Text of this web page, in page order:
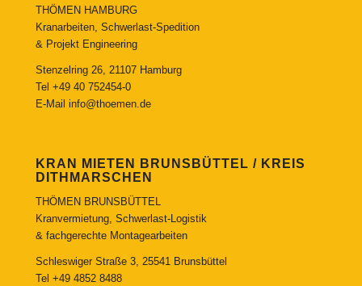
THÖMEN HAMBURG
Kranarbeiten, Schwerlast-Spedition
& Projekt Engineering
Stenzelring 26, 21107 Hamburg
Tel +49 40 752454-0
E-Mail info@thoemen.de
KRAN MIETEN BRUNSBÜTTEL / KREIS
DITHMARSCHEN
THÖMEN BRUNSBÜTTEL
Kranvermietung, Schwerlast-Logistik
& fachgerechte Montagearbeiten
Schleswiger Straße 3, 25541 Brunsbüttel
Tel +49 4852 8488